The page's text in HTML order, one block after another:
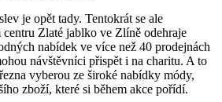
je opět tady. Tentokrát se ale
Zlaté jablko ve Zlíně odehraje
nabídek ve více než 40 prodejnách
návštěvníci přispět i na charitu. A to
vyberou ze široké nabídky módy,
zboží, které si během akce pořídí.